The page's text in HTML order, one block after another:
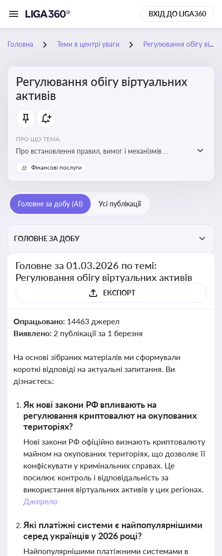
ВХІД ДО LIGA360
Головна Теми в центрі уваги Регулювання обігу віртуальних активів
Регулювання обігу віртуальних
активів
ПРО ЩО ТЕМА:
Про встановлення правил, вимог і механізмів
контролю за використанням, обігом та
оподаткуванням віртуальних активів, таких як
Фінансові послуги
Головне за добу (AI) Усі публікації
ГОЛОВНЕ ЗА ДОБУ
Головне за 01.03.2026 по темі:
Регулювання обігу віртуальних активів
ЕКСПОРТ
Опрацьовано: 14463 джерел
Виявлено: 2 публікації за 1 березня
На основі зібраних матеріалів ми сформували
короткі відповіді на актуальні запитання. Ви
дізнаєтесь:
Як нові закони РФ впливають на
регулювання криптовалют на окупованих
територіях?
Нові закони РФ офіційно визнають криптовалюту
майном на окупованих територіях, що дозволяє її
конфіскувати у кримінальних справах. Це
посилює контроль і відповідальність за
використання віртуальних активів у цих регіонах.
Джерело
Які платіжні системи є найпопулярнішими
серед українців у 2026 році?
Найпопулярнішими платіжними системами в